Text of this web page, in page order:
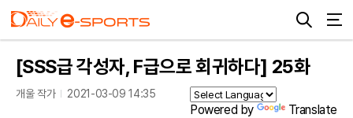
[SSS급 각성자, F급으로 회귀하다] 25화
개울 작가 2021-03-09 14:35
Powered by Translate